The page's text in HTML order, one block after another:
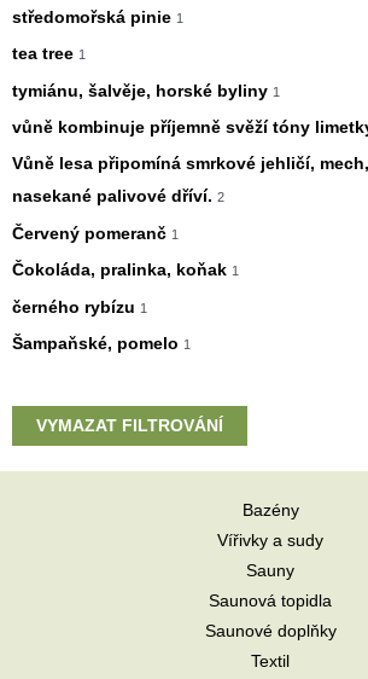
středomořská pinie 1
tea tree 1
tymiánu, šalvěje, horské byliny 1
vůně kombinuje příjemně svěží tóny
Vůně lesa připomíná smrkové jehličí,
nasekané palivové dříví. 2
Červený pomeranč 1
Čokoláda, pralinka, koňak 1
černého rybízu 1
Šampaňské, pomelo 1
VYMAZAT FILTROVÁNÍ
Bazény
Vířivky a sudy
Sauny
Saunová topidla
Saunové doplňky
Textil